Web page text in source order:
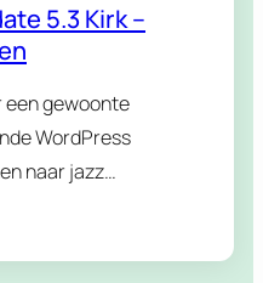
5.3 Kirk –
een gewoonte
WordPress
naar jazz
Miles Davis,
12 november